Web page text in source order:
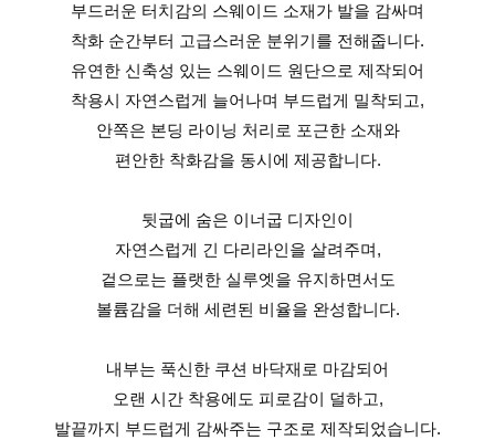
부드러운 터치감의 스웨이드 소재가 발을 감싸며
착화 순간부터 고급스러운 분위기를 전해줍니다.
유연한 신축성 있는 스웨이드 원단으로 제작되어
착용시 자연스럽게 늘어나며 부드럽게 밀착되고,
안쪽은 본딩 라이닝 처리로 포근한 소재와
편안한 착화감을 동시에 제공합니다.
뒷굽에 숨은 이너굽 디자인이
자연스럽게 긴 다리라인을 살려주며,
겉으로는 플랫한 실루엣을 유지하면서도
볼륨감을 더해 세련된 비율을 완성합니다.
내부는 푹신한 쿠션 바닥재로 마감되어
오랜 시간 착용에도 피로감이 덜하고,
발끝까지 부드럽게 감싸주는 구조로 제작되었습니다.